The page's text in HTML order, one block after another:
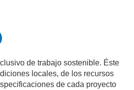
de trabajo sostenible. Éste
locales, de los recursos
de cada proyecto